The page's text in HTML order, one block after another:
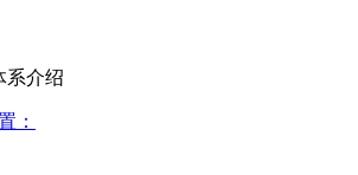
系介绍
：